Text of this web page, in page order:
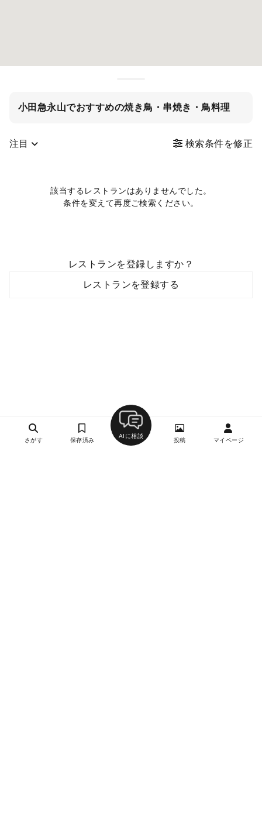
小田急永山でおすすめの焼き鳥・串焼き・鳥料理
注目 検索条件を修正
該当するレストランはありませんでした。
条件を変えて再度ご検索ください。
レストランを登録しますか？
レストランを登録する
さがす 保存済み
AIに相談
投稿 マイページ